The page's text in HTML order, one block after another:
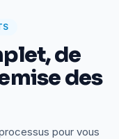
de
des
pour vous